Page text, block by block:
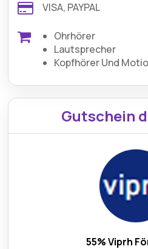
VISA, PAYPAL
Ohrhörer
Lautsprecher
Kopfhörer Und
Gutschein
55% Viprh